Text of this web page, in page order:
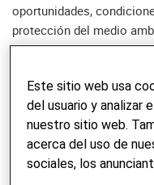
oportunidades,
protección del medio
Junto con Alliance
y a la administración
los Objetivos de
Agenda 2030 de la ONU.
coherencia en la
intervenciones suizas
Este sitio web usa
del usuario y analizar
nuestro sitio web.
acerca del uso de
sociales, los